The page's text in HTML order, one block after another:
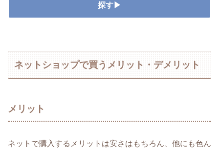
探す▶
ネットショップで買うメリット・デメリット
メリット
ネットで購入するメリットは安さはもちろん、他にも色ん